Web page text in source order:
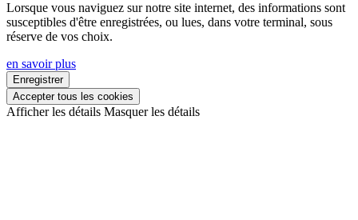
Lorsque vous naviguez sur notre site internet, des informations sont
susceptibles d'être enregistrées, ou lues, dans votre terminal, sous
réserve de vos choix.
en savoir plus
Enregistrer
Accepter tous les cookies
Afficher les détails Masquer les détails